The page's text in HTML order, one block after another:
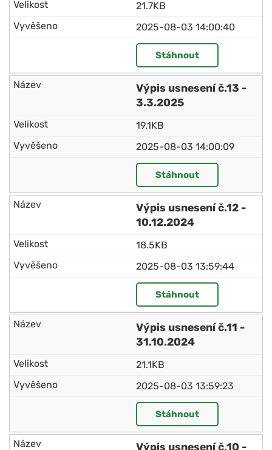
21.7KB
2025-08-03 14:00:40
Stáhnout
Výpis usnesení č.13 -
3.3.2025
19.1KB
2025-08-03 14:00:09
Stáhnout
Výpis usnesení č.12 -
10.12.2024
18.5KB
2025-08-03 13:59:44
Stáhnout
Výpis usnesení č.11 -
31.10.2024
21.1KB
2025-08-03 13:59:23
Stáhnout
Výpis usnesení č.10 -